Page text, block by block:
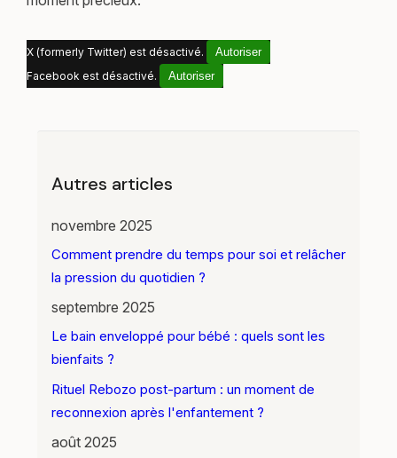
X (formerly Twitter) est désactivé.
Autoriser
Facebook est désactivé.
Autoriser
Autres articles
novembre 2025
Comment prendre du temps pour soi et relâcher
la pression du quotidien ?
septembre 2025
Le bain enveloppé pour bébé : quels sont les
bienfaits ?
Rituel Rebozo post-partum : un moment de
reconnexion après l'enfantement ?
août 2025